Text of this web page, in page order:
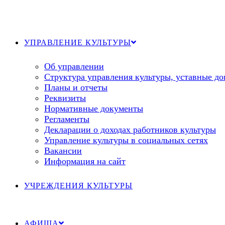
УПРАВЛЕНИЕ КУЛЬТУРЫ
Об управлении
Структура управления культуры, уставные
Планы и отчеты
Реквизиты
Нормативные документы
Регламенты
Декларации о доходах работников культуры
Управление культуры в социальных сетях
Вакансии
Информация на сайт
УЧРЕЖДЕНИЯ КУЛЬТУРЫ
АФИША